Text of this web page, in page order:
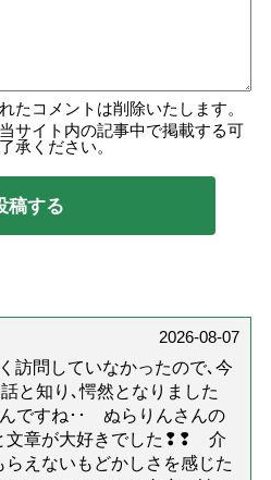
たコメントは削除いたします。
サイト内の記事中で掲載する可
承ください。
2026-08-07
訪問していなかったので､今
と知り､愕然となりました
ですね･･ ぬらりんさんの
文章が大好きでした❢❢ 介
えないもどかしさを感じた